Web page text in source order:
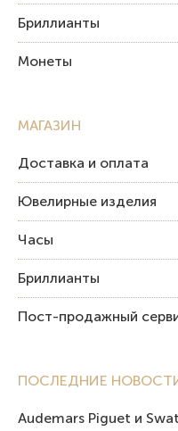
Бриллианты
Монеты
ПОСЛЕДНИЕ
МАГАЗИН
Доставка и оплата
Ювелирные изделия
Часы
Бриллианты
Пост-продажный